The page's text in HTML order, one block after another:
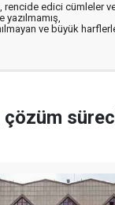
rencide edici cümleler
yazılmamış,
ve büyük
çözüm